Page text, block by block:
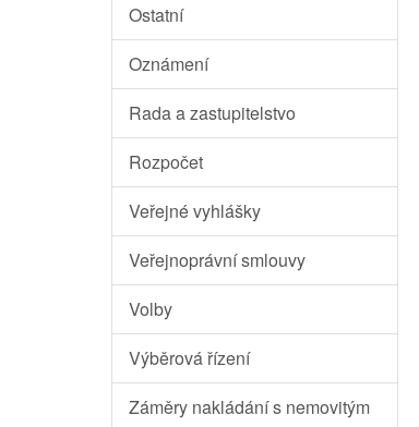
Ostatní
Oznámení
Rada a zastupitelstvo
Rozpočet
Veřejné vyhlášky
Veřejnoprávní smlouvy
Volby
Výběrová řízení
Záměry nakládání s nemovitým